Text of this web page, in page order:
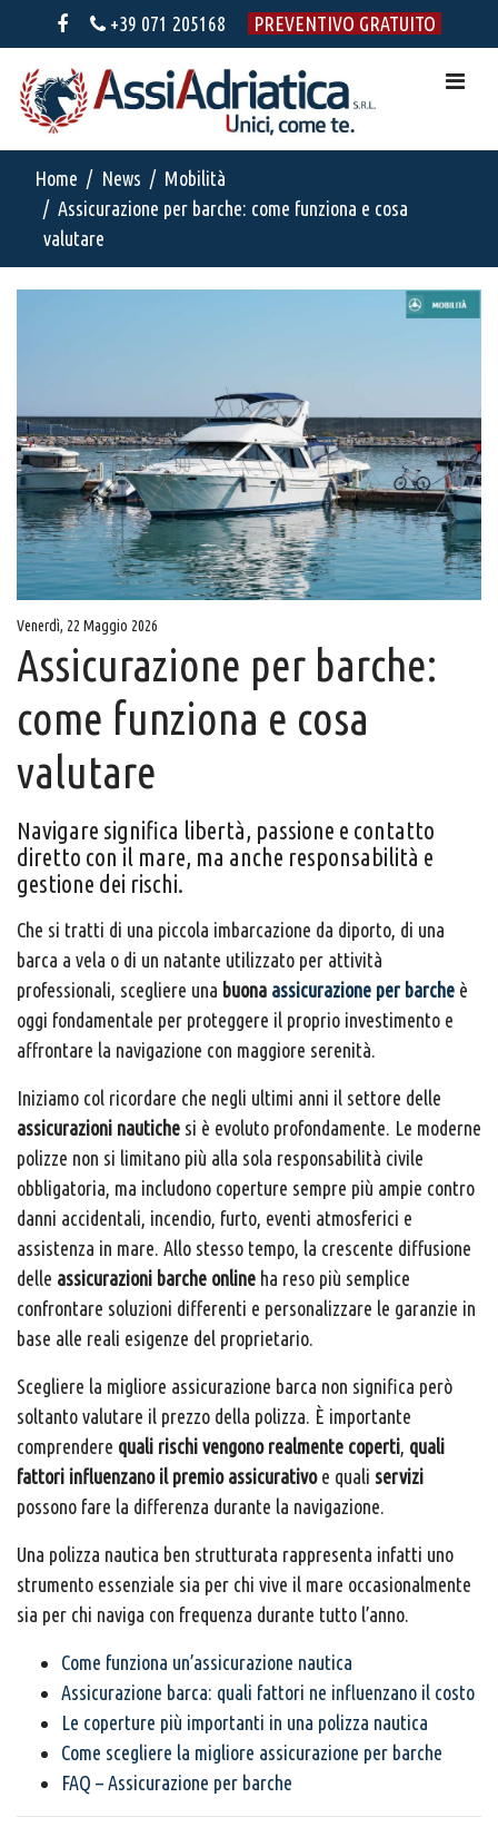
+39 071 205168 PREVENTIVO GRATUITO
Home News
Mobilità
Assicurazione per barche: come funziona e cosa
valutare
Venerdì, 22 Maggio 2026
Assicurazione per barche:
come funziona e cosa
valutare
Navigare significa libertà, passione e contatto
diretto con il mare, ma anche responsabilità e
gestione dei rischi.
Che si tratti di una piccola imbarcazione da diporto, di una
barca a vela o di un natante utilizzato per attività
professionali, scegliere una buona assicurazione per barche è
oggi fondamentale per proteggere il proprio investimento e
affrontare la navigazione con maggiore serenità.
Iniziamo col ricordare che negli ultimi anni il settore delle
assicurazioni nautiche si è evoluto profondamente. Le moderne
polizze non si limitano più alla sola responsabilità civile
obbligatoria, ma includono coperture sempre più ampie contro
danni accidentali, incendio, furto, eventi atmosferici e
assistenza in mare. Allo stesso tempo, la crescente diffusione
delle assicurazioni barche online ha reso più semplice
confrontare soluzioni differenti e personalizzare le garanzie in
base alle reali esigenze del proprietario.
Scegliere la migliore assicurazione barca non significa però
soltanto valutare il prezzo della polizza. È importante
comprendere quali rischi vengono realmente coperti quali
fattori influenzano il premio assicurativo e quali servizi
possono fare la differenza durante la navigazione.
Una polizza nautica ben strutturata rappresenta infatti uno
strumento essenziale sia per chi vive il mare occasionalmente
sia per chi naviga con frequenza durante tutto l’anno.
Come funziona un’assicurazione nautica
Assicurazione barca: quali fattori ne influenzano il costo
Le coperture più importanti in una polizza nautica
Come scegliere la migliore assicurazione per barche
FAQ – Assicurazione per barche